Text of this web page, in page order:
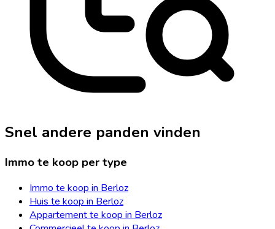
Snel andere panden vinden
Immo te koop per type
Immo te koop in Berloz
Huis te koop in Berloz
Appartement te koop in Berloz